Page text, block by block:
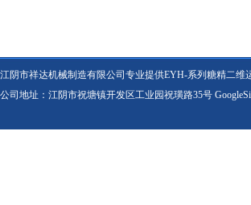
江阴市祥达机械制造有限公司专业提供EYH-系列糖精二
公司地址：江阴市祝塘镇开发区工业园祝璜路35号